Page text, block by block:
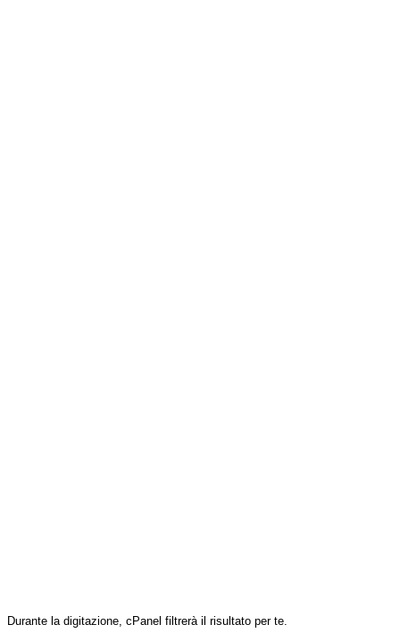
Durante la digitazione, cPanel filtrerà il risultato per te.